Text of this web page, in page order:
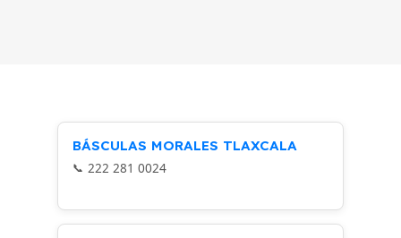
BÁSCULAS MORALES TLAXCALA
222 281 0024